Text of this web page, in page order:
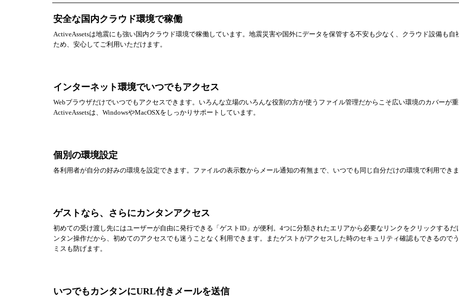
安全な国内クラウド環境で稼働
ActiveAssetsは地震にも強い国内クラウド環境で稼働しています。地震災害や国外にデータを保管する不安も少なく、クラウド設備も自
ため、安心してご利用いただけます。
インターネット環境でいつでもアクセス
Webブラウザだけでいつでもアクセスできます。いろんな立場のいろんな役割の方が使うファイル管理だからこそ広い環境のカバーが
ActiveAssetsは、WindowsやMacOSXをしっかりサポートしています。
個別の環境設定
各利用者が自分の好みの環境を設定できます。ファイルの表示数からメール通知の有無まで、いつでも同じ自分だけの環境で利用でき
ゲストなら、さらにカンタンアクセス
初めての受け渡し先にはユーザーが自由に発行できる「ゲストID」が便利。4つに分類されたエリアから必要なリンクをクリックするだ
ンタン操作だから、初めてのアクセスでも迷うことなく利用できます。またゲストがアクセスした時のセキュリティ確認もできるので
ミスも防げます。
いつでもカンタンにURL付きメールを送信